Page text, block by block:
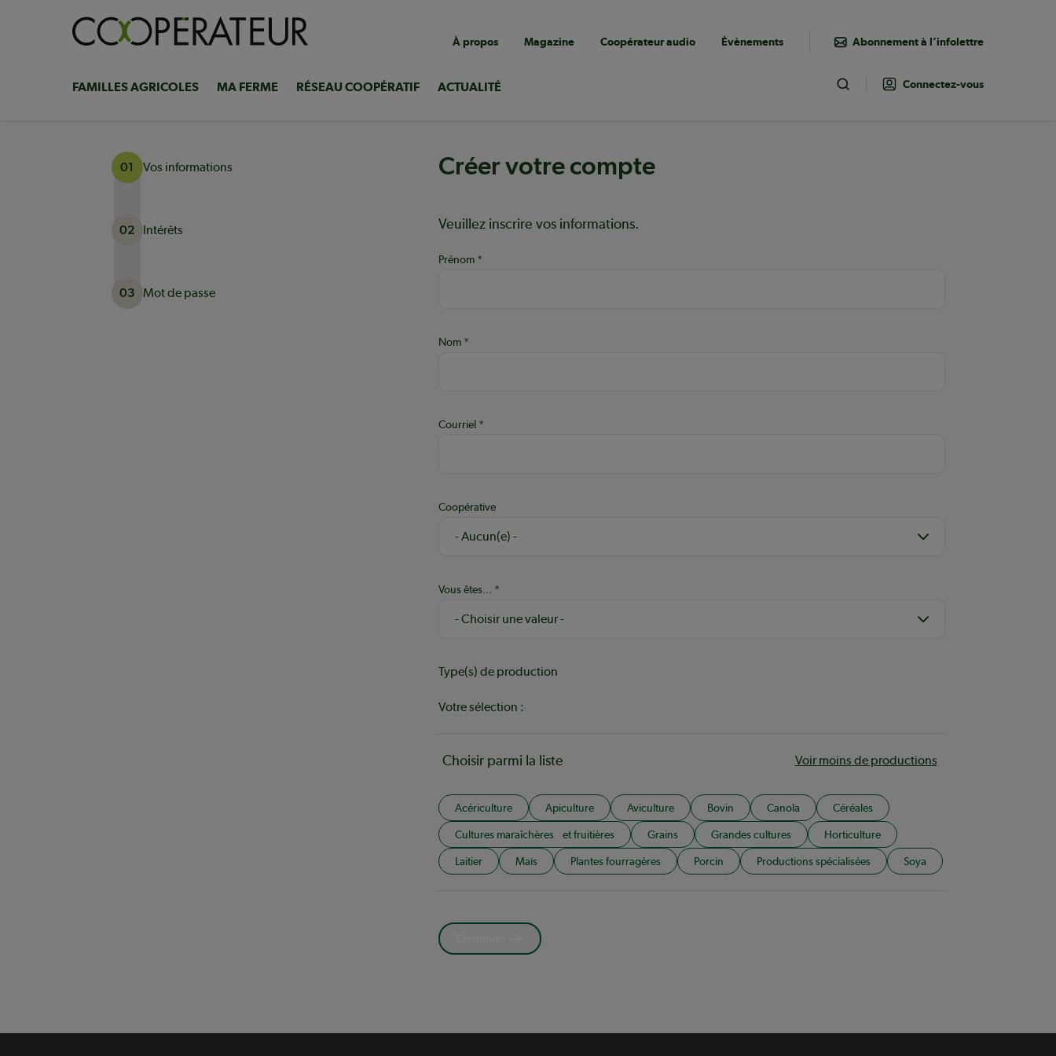
Navigation
utilitaire
À propos Magazine Coopérateur audio Évènements Abonnement à l’infolettre
Navigation
FAMILLES AGRICOLES MA FERME RÉSEAU COOPÉRATIF ACTUALITÉ Toggle Search
Connectez-vous
Créer votre compte
01 Vos informations
02 Intérêts
03
Mot de passe
Aide :
Veuillez inscrire vos informations.
Prénom
Nom
Courriel
Coopérative
Vous êtes...
Type(s) de production
Votre sélection :
Choisir parmi la liste Voir moins de productions
Acériculture Apiculture Aviculture Bovin Canola Céréales
Cultures maraîchères et fruitières Grains Grandes cultures Horticulture
Laitier Maïs Plantes fourragères Porcin Productions spécialisées Soya